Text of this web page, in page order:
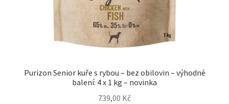
Purizon Senior kuře s rybou – bez obilovin – výhodné
balení: 4 x 1 kg – novinka
739,00 Kč